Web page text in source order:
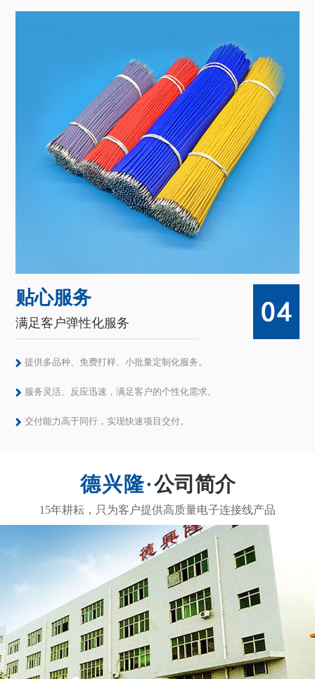
贴心服务
满足客户弹性化服务
提供多品种、免费打样、小批量定制化服务。
交付能力高于同行，实现快速项目交付。
公司简介
深圳市德兴隆电子有限公司
深圳市德兴隆电子有限公司成立于2006年06月，是一家专业于从事研发、生产、销售各种UL电子线、1007电子线、1015电子线、1571电子线、1061电子线、1430电子线、
1569电子线、1672电子线、1095电子线、1617电子线、UL彩排线、UL20080软排线、UL2468拼排线、UL...